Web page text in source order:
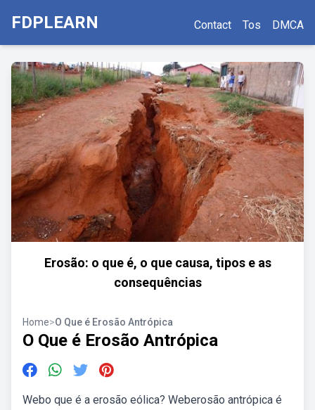
FDPLEARN Contact Tos DMCA
Erosão: o que é, o que causa, tipos e as
consequências
Home>O Que é Erosão Antrópica
O Que é Erosão Antrópica
Webo que é a erosão eólica? Weberosão antrópica é